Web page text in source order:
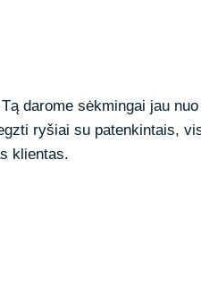
darome sėkmingai jau
ryšiai su patenkintais,
klientas.